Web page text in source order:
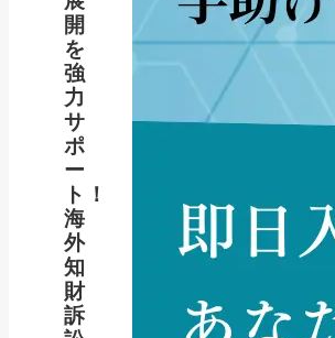
開
を
強
力
サ
ポ
ー
ト！
海
外
知
財
訴